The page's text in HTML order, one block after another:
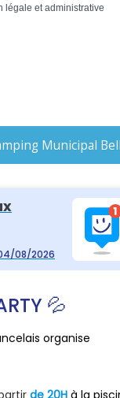
légale et administrative
Municipal